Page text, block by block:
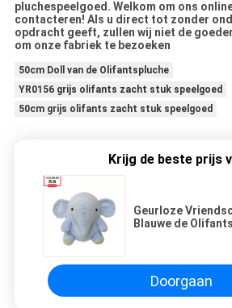
pluchespeelgoed. Welkom om ons
contacteren! Als u direct tot zonder
opdracht geeft, zullen wij niet de
om onze fabriek te bezoeken
50cm Doll van de Olifantspluche
YR0156 grijs olifants zacht stuk speelgoed
50cm grijs olifants zacht stuk speelgoed
Krijg de beste prijs
Geurloze
Blauwe de
Doorgaan